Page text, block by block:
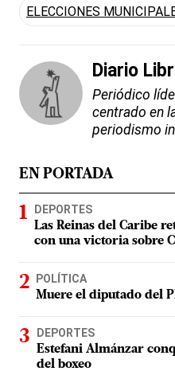
ELECCIONES
Diario
Periódico
centrado en
periodismo
EN PORTADA
DEPORTES
Las Reinas del Caribe
con una victoria sobre
POLÍTICA
Muere el diputado del
DEPORTES
Estefani Almánzar
del boxeo